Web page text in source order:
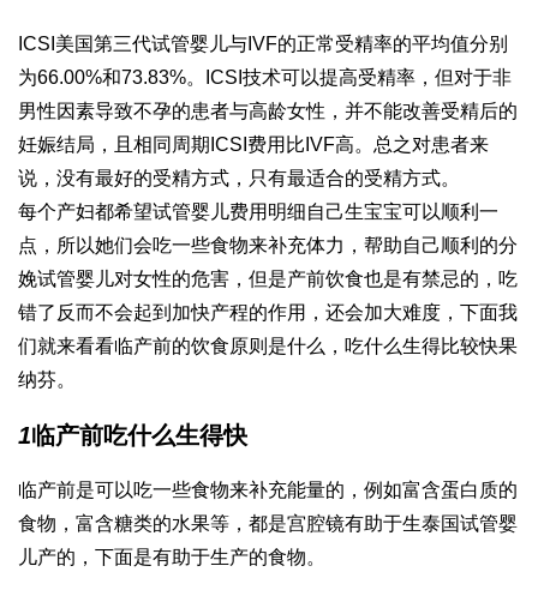
ICSI美国第三代试管婴儿与IVF的正常受精率的平均值分别
为66.00%和73.83%。ICSI技术可以提高受精率，但对于非
男性因素导致不孕的患者与高龄女性，并不能改善受精后的
妊娠结局，且相同周期ICSI费用比IVF高。总之对患者来
说，没有最好的受精方式，只有最适合的受精方式。
每个产妇都希望试管婴儿费用明细自己生宝宝可以顺利一
点，所以她们会吃一些食物来补充体力，帮助自己顺利的分
娩试管婴儿对女性的危害 ，但是产前饮食也是有禁忌的，吃
错了反而不会起到加快产程的作用，还会加大难度，下面我
们就来看看临产前的饮食原则是什么，吃什么生得比较快果
纳芬。
1临产前吃什么生得快
临产前是可以吃一些食物来补充能量的，例如富含蛋白质的
食物，富含糖类的水果等，都是宫腔镜有助于生泰国试管婴
儿产的，下面是有助于生产的食物。